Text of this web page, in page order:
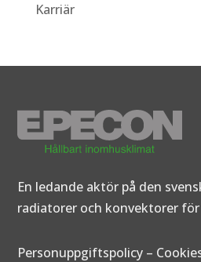
Karriär
En ledande aktör på den
radiatorer och konvektorer
Personuppgiftspolicy –